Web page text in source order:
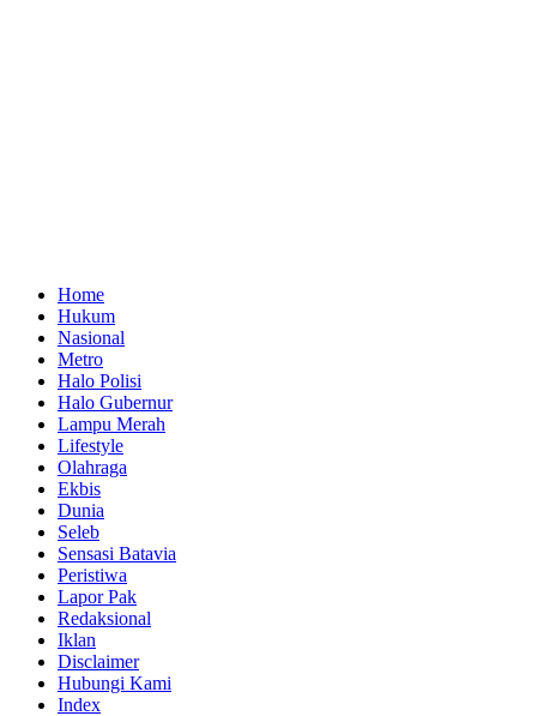
Home
Hukum
Nasional
Metro
Halo Polisi
Halo Gubernur
Lampu Merah
Lifestyle
Olahraga
Ekbis
Dunia
Seleb
Sensasi Batavia
Peristiwa
Lapor Pak
Redaksional
Iklan
Disclaimer
Hubungi Kami
Index